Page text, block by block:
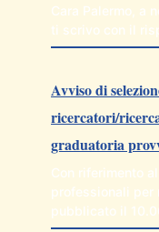
Cara Palermo, a
ti scrivo con il
Avviso di
ricercatori/
graduatoria
Con riferimento
professionali per
pubblicato il